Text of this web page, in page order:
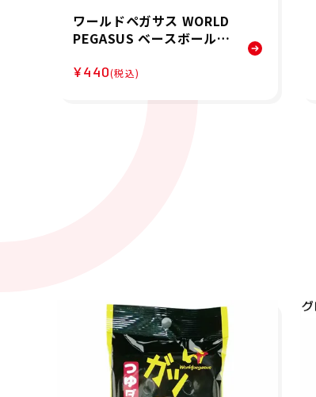
ワールドペガサス WORLD
PEGASUS ベースボール
サリー ガツ落ちシート W
¥440(税込)